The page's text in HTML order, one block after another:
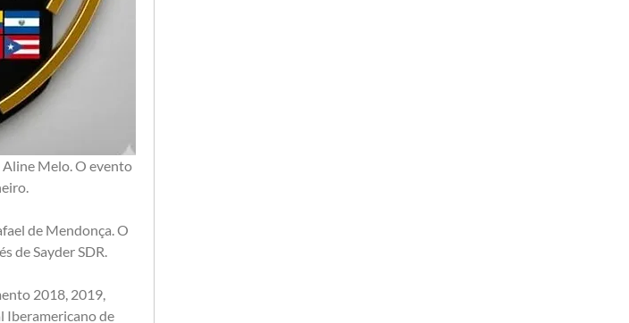
Aline Melo. O evento
de Mendonça. O
de Sayder SDR.
2018, 2019,
Iberamericano de